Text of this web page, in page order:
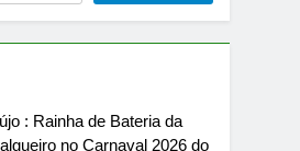
: Rainha de Bateria da
no Carnaval 2026 do